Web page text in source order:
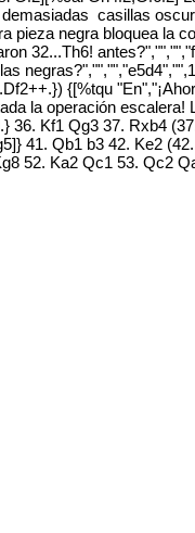
casillas
pieza negra bloquea la
32...Th6!
{[%tqu
la operación escalera!
36. Kf1 Qg3 37. Rxb4
41. Qb1 b3 42. Ke2
52. Ka2 Qc1 53. Qc2